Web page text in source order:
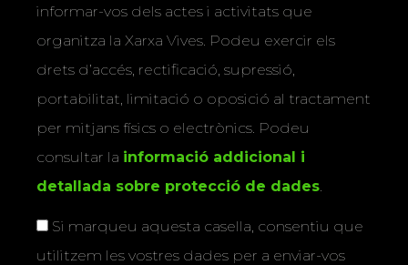
informar-vos dels actes i activitats que
organitza la Xarxa Vives. Podeu exercir els
drets d’accés, rectificació, supressió,
portabilitat, limitació o oposició al tractament
per mitjans físics o electrònics. Podeu
consultar la informació addicional i
detallada sobre protecció de dades
Si marqueu aquesta casella, consentiu que
utilitzem les vostres dades per a enviar-vos